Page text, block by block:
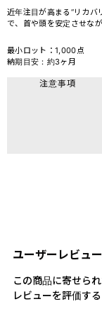
近年注目が高まる“リカバ
で、首や頭を安定させな
最小ロット：1,000点
納期目安：約3ヶ月
注意事項
ユーザーレビュー
この商品に寄せら
レビューを評価す